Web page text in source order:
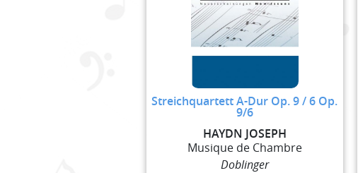
Streichquartett A-Dur Op. 9 / 6 Op.
9/6
HAYDN JOSEPH
Musique de Chambre
Doblinger